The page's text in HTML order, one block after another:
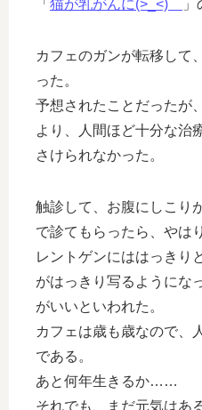
「 猫が乳がんに(>_<)ゞ
カフェのガンが転移して
った。
予想されたことだった
より、人間ほど十分な治
さけられなかった。
触診して、お腹にしこり
で診てもらったら、やは
レントゲンにははっきり
がはっきり写るようにな
がいいといわれた。
カフェは歳も歳なので、
である。
あと何年生きるか……
それでも、まだ元気はあ